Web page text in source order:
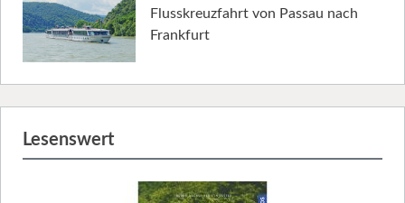
Flusskreuzfahrt von Passau nach
Frankfurt
Lesenswert